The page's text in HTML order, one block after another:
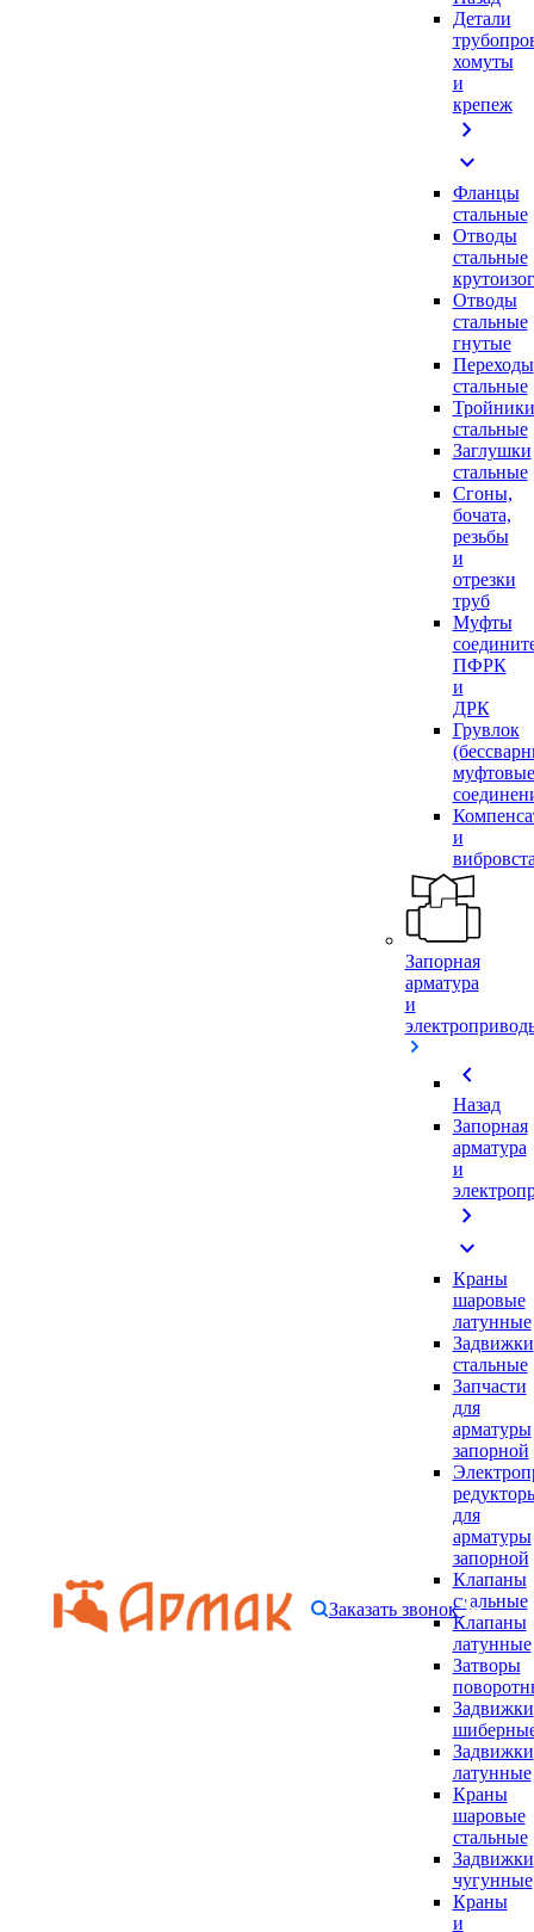
Детали
хомуты
и
крепеж
chevron_right
expand_more
Фланцы
стальные
Отводы
стальные
Отводы
стальные
гнутые
Переходы
стальные
Тройники
стальные
Заглушки
стальные
Сгоны,
бочата,
резьбы
и
отрезки
труб
Муфты
ПФРК
и
ДРК
Грувлок
муфтовые
и
Запорная
арматура
и
chevron_left
Назад
Запорная
арматура
и
chevron_right
expand_more
Краны
шаровые
латунные
Задвижки
стальные
Запчасти
для
арматуры
запорной
для
арматуры
запорной
Клапаны
стальные
Клапаны
латунные
Затворы
Задвижки
Задвижки
латунные
Краны
шаровые
стальные
Задвижки
чугунные
Краны
и
Заказать звонок